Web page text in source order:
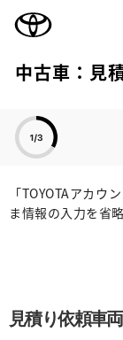
中古車：見
「TOYOTAアカウ
ま情報の入力を省
見積り依頼車両